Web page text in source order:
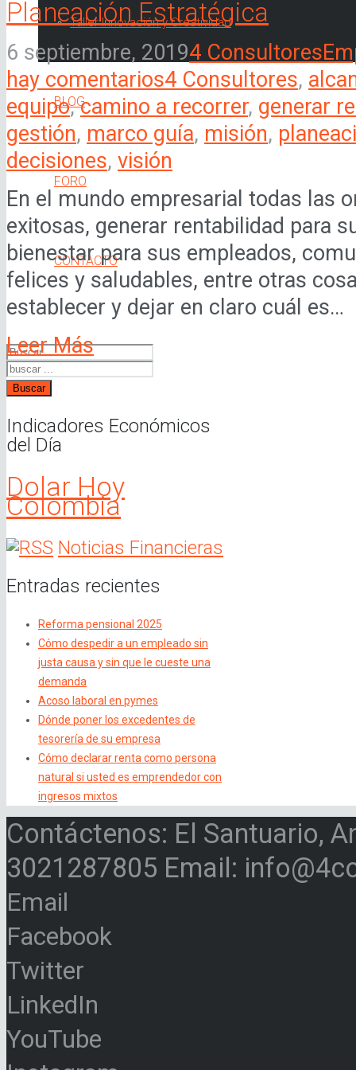
Taller Innovación y Creatividad
BLOG
FORO
CONTACTO
Planeación Estratégica
6 septiembre, 20194 Consultores
hay comentarios4 Consultores,
equipo,camino a recorrer, generar
gestión, marco guía, misión,
decisiones, visión
En el mundo empresarial todas las
exitosas, generar rentabilidad para
bienestar para sus empleados,
felices y saludables, entre otras
establecer y dejar en claro cuál es…
Leer Más
Buscar
Indicadores Económicos
del Día
Dolar Hoy
Colombia
Noticias Financieras
Entradas recientes
Reforma pensional 2025
Cómo despedir a un empleado sin
justa causa y sin que le cueste una
demanda
Acoso laboral en pymes
Dónde poner los excedentes de
tesorería de su empresa
Cómo declarar renta como persona
natural si usted es emprendedor con
ingresos mixtos
Contáctenos: El Santuario,
3021287805 Email:
Email
Facebook
Twitter
LinkedIn
YouTube